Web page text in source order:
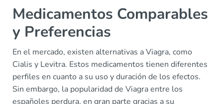
Medicamentos Comparables
y Preferencias
En el mercado, existen alternativas a Viagra, como
Cialis y Levitra. Estos medicamentos tienen diferentes
perfiles en cuanto a su uso y duración de los efectos.
Sin embargo, la popularidad de Viagra entre los
españoles perdura, en gran parte gracias a su